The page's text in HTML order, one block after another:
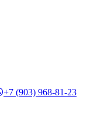
+7 (903) 968-81-23